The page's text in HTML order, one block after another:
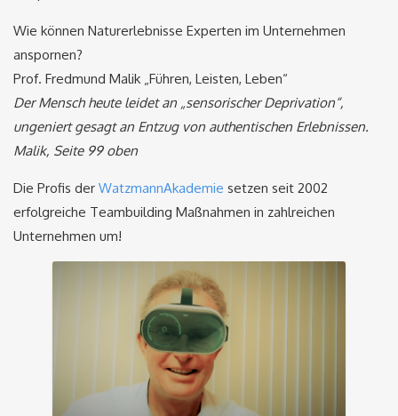
Wie können Naturerlebnisse Experten im Unternehmen
anspornen?
Prof. Fredmund Malik „Führen, Leisten, Leben“
Der Mensch heute leidet an „sensorischer Deprivation“,
ungeniert gesagt an Entzug von authentischen Erlebnissen.
Malik, Seite 99 oben
Die Profis der WatzmannAkademie setzen seit 2002
erfolgreiche Teambuilding Maßnahmen in zahlreichen
Unternehmen um!